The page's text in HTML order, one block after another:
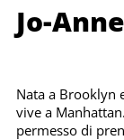
Elikann
Jo-
Nata a Brooklyn
vive a
permesso di